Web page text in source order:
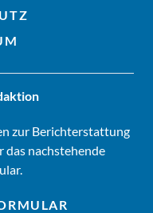
zur Berichterstattung
das nachstehende